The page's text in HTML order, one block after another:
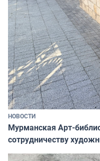
НОВОСТИ
Мурманская Арт-
сотрудничеству